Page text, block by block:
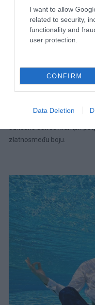
I want to allow
related to security,
functionality and
user protection.
CONFIRM
Data Deletion
Upute za pripremu i
180 stupnjeva Celzijusa
namazati posudu za
ravnomjerno rasporedi.
krumpira, ravnomjerno je
prethodno zagrijanu
odnosno dok se krumpir
zlatnosmeđu boju.